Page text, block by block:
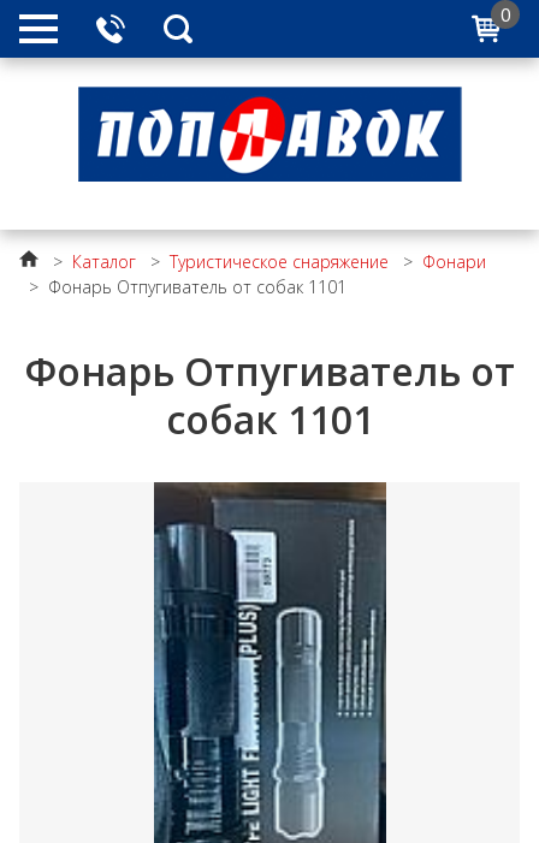
0
> Каталог >Туристическое снаряжение > Фонари
> Фонарь Отпугиватель от собак 1101
Фонарь Отпугиватель от
собак 1101